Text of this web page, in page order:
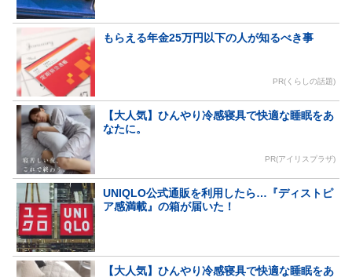
もらえる年金25万円以下の人が知るべき事
PR(くらしの話題)
【大人気】ひんやり冷感寝具で快適な睡眠をあ
なたに。
PR(アイリスプラザ)
UNIQLO公式通販を利用したら…『ディストピ
ア感満載』の箱が届いた！
【大人気】ひんやり冷感寝具で快適な睡眠をあ